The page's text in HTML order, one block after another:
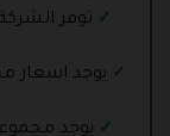
توفر
يوجد اسعار
يوجد